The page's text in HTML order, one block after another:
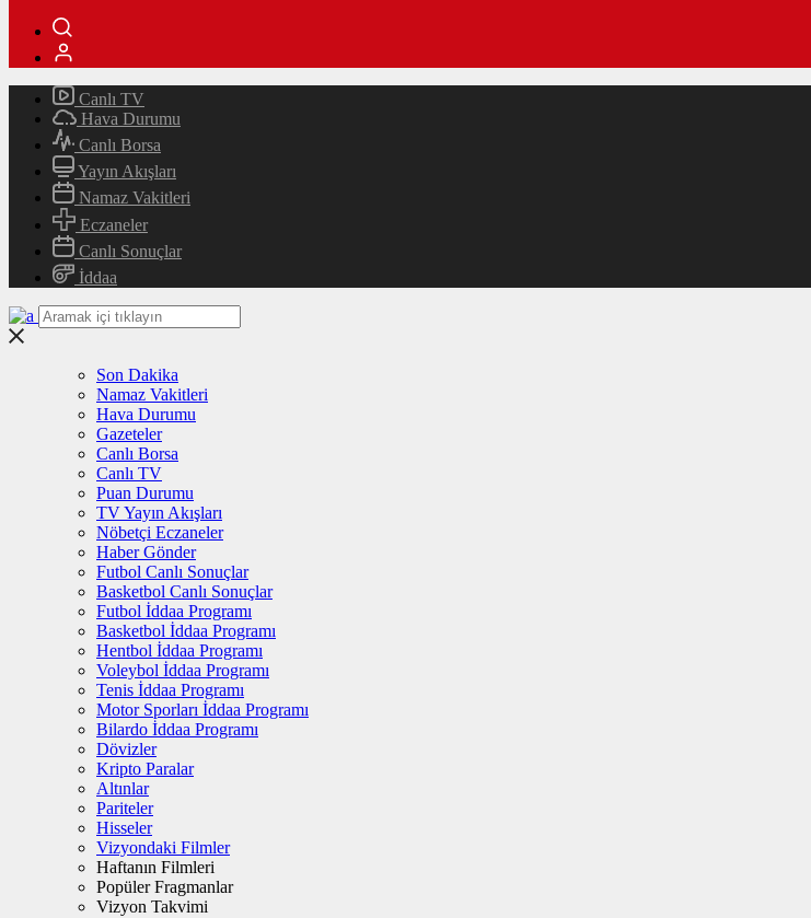
Canlı TV
Hava Durumu
Canlı Borsa
Yayın Akışları
Namaz Vakitleri
Eczaneler
Canlı Sonuçlar
İddaa
Son Dakika
Namaz Vakitleri
Hava Durumu
Gazeteler
Canlı Borsa
Canlı TV
Puan Durumu
TV Yayın Akışları
Nöbetçi Eczaneler
Haber Gönder
Futbol Canlı Sonuçlar
Basketbol Canlı Sonuçlar
Futbol İddaa Programı
Basketbol İddaa Programı
Hentbol İddaa Programı
Voleybol İddaa Programı
Tenis İddaa Programı
Motor Sporları İddaa Programı
Bilardo İddaa Programı
Dövizler
Kripto Paralar
Altınlar
Pariteler
Hisseler
Vizyondaki Filmler
Haftanın Filmleri
Popüler Fragmanlar
Vizyon Takvimi